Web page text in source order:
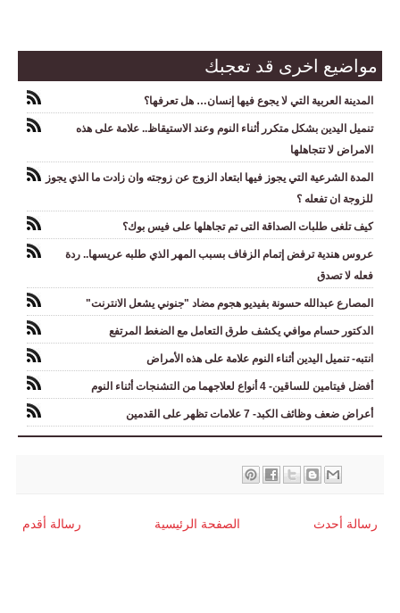
مواضيع اخرى قد تعجبك
المدينة العربية التي لا يجوع فيها إنسان… هل تعرفها؟
تنميل اليدين بشكل متكرر أثناء النوم وعند الاستيقاظ.. علامة على هذه
الامراض لا تتجاهلها
المدة الشرعية التي يجوز فيها ابتعاد الزوج عن زوجته وان زادت ما الذي يجوز
للزوجة ان تفعله ؟
كيف تلغى طلبات الصداقة التى تم تجاهلها على فيس بوك؟
عروس هندية ترفض إتمام الزفاف بسبب المهر الذي طلبه عريسها.. ردة
فعله لا تصدق
المصارع عبدالله حسونة بفيديو هجوم مضاد "جنوني يشعل الانترنت"
الدكتور حسام موافي يكشف طرق التعامل مع الضغط المرتفع
انتبه- تنميل اليدين أثناء النوم علامة على هذه الأمراض
أفضل فيتامين للساقين- 4 أنواع لعلاجهما من التشنجات أثناء النوم
أعراض ضعف وظائف الكبد- 7 علامات تظهر على القدمين
رسالة أحدث رسالة أقدم الصفحة الرئيسية